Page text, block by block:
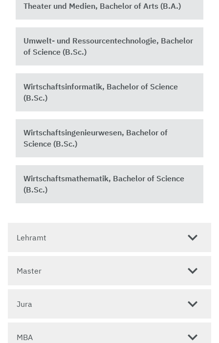
Theater und Medien, Bachelor of Arts (B.A.)
Umwelt- und Ressourcentechnologie, Bachelor
of Science (B.Sc.)
Wirtschaftsinformatik, Bachelor of Science
(B.Sc.)
Wirtschaftsingenieurwesen, Bachelor of
Science (B.Sc.)
Wirtschaftsmathematik, Bachelor of Science
(B.Sc.)
Lehramt
Master
Jura
MBA